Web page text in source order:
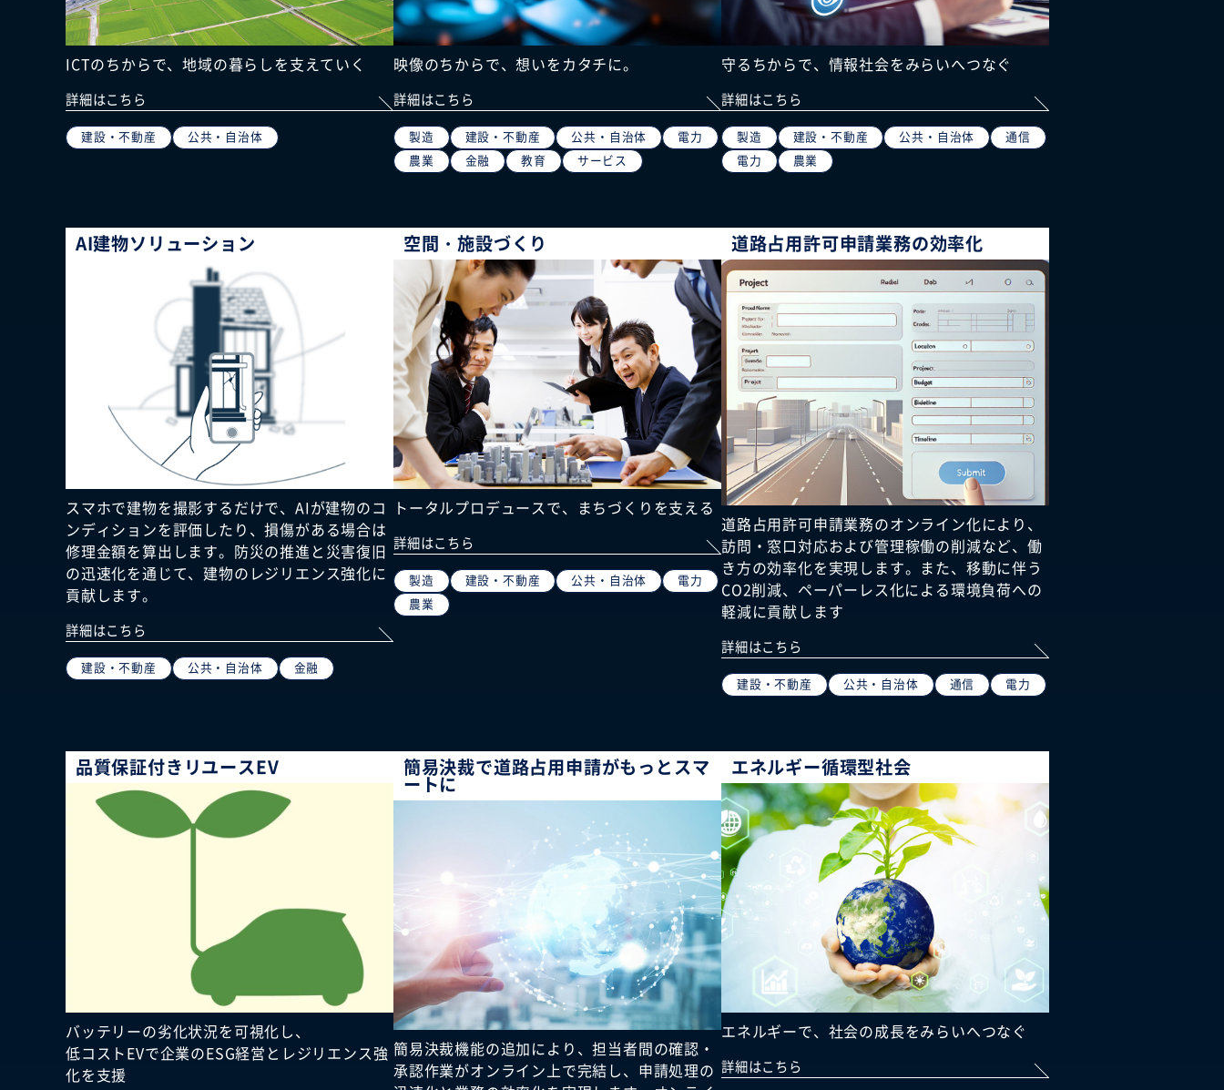
ICTのちからで、地域の暮らしを支えていく
詳細はこちら
建設・不動産 公共・自治体
映像のちからで、想いをカタチに。
詳細はこちら
製造 建設・不動産 公共・自治体
電力
農業
金融 教育 サービス
守るちからで、情報社会をみらいへつなぐ
詳細はこちら
製造 建設・不動産 公共・自治体
通信
電力
農業
AI建物ソリューション
スマホで建物を撮影するだけで、AIが建物のコ
ンディションを評価したり、損傷がある場合は
修理金額を算出します。防災の推進と災害復旧
の迅速化を通じて、建物のレジリエンス強化に
貢献します。
詳細はこちら
建設・不動産 公共・自治体 金融
空間・施設づくり
トータルプロデュースで、まちづくりを支える
詳細はこちら
製造 建設・不動産 公共・自治体
電力
農業
道路占用許可申請業務の効率化
道路占用許可申請業務のオンライン化により、
訪問・窓口対応および管理稼働の削減など、働
き方の効率化を実現します。また、移動に伴う
CO2削減、ペーパーレス化による環境負荷への
軽減に貢献します
詳細はこちら
建設・不動産 公共・自治体 通信 電力
品質保証付きリユースEV
バッテリーの劣化状況を可視化し、
低コストEVで企業のESG経営とレジリエンス強
化を支援
簡易決裁で道路占用申請がもっとスマ
ートに
簡易決裁機能の追加により、担当者間の確認・
承認作業がオンライン上で完結し、申請処理の
エネルギー循環型社会
エネルギーで、社会の成長をみらいへつなぐ
詳細はこちら